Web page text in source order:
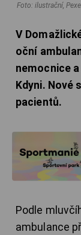
Foto: ilustrační,
V
oční
nemocnice
Kdyni. Nové
pacientů.
Podle
ambulance